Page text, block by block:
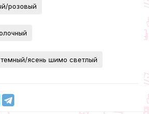
розовый
ясень шимо светлый